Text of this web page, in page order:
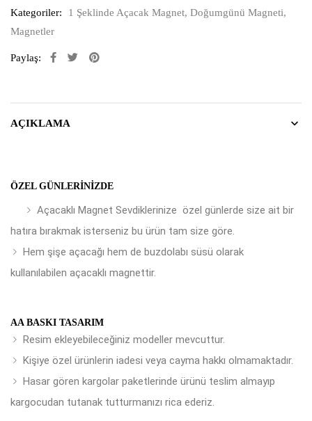
Kategoriler: 1 Şeklinde Açacak Magnet, Doğumgünü Magneti,
Magnetler
Paylaş:
AÇIKLAMA
ÖZEL GÜNLERINIZDE
Açacaklı Magnet Sevdiklerinize özel günlerde size ait bir
hatıra bırakmak isterseniz bu ürün tam size göre.
Hem şişe açacağı hem de buzdolabı süsü olarak
kullanılabilen açacaklı magnettir.
AA BASKI TASARIM
Resim ekleyebileceğiniz modeller mevcuttur.
Kişiye özel ürünlerin iadesi veya cayma hakkı olmamaktadır.
Hasar gören kargolar paketlerinde ürünü teslim almayıp
kargocudan tutanak tutturmanızı rica ederiz.